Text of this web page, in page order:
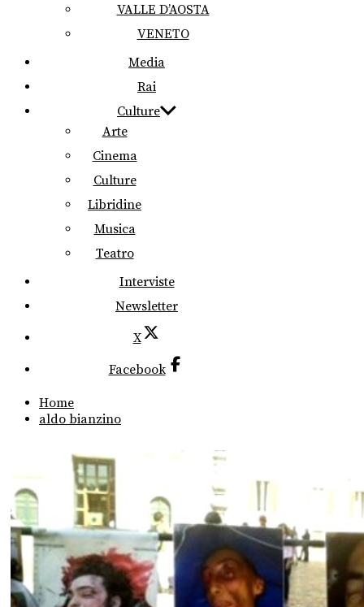
VALLE D’AOSTA
VENETO
Media
Rai
Culture
Arte
Cinema
Culture
Libridine
Musica
Teatro
Interviste
Newsletter
X
Facebook
Home
aldo bianzino